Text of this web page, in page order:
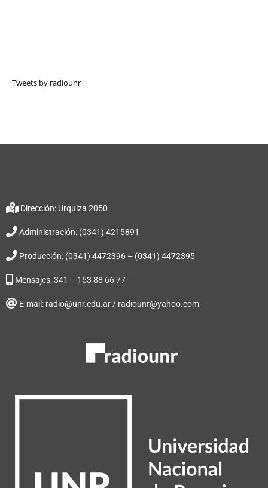
Tweets by radiounr
Dirección: Urquiza 2050
Administración: (0341) 4215891
Producción: (0341) 4472396 – (0341) 4472395
Mensajes: 341 – 153 88 66 77
E-mail: radio@unr.edu.ar / radiounr@yahoo.com